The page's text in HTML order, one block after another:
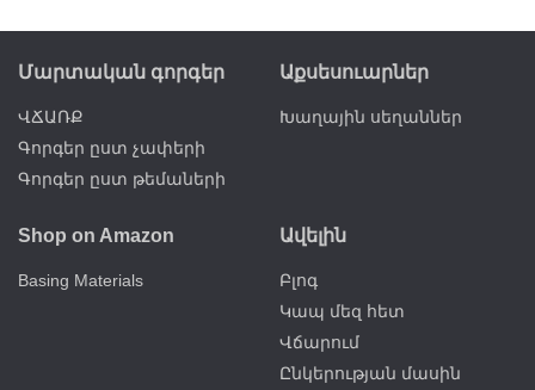
Մարտական գորգեր
ՎՃԱՌՔ
Գորգեր ըստ չափերի
Գորգեր ըստ թեմաների
Աքսեսուարներ
Խաղային սեղաններ
Shop on Amazon
Basing Materials
Ավելին
Բլոգ
Կապ մեզ հետ
Վճարում
Ընկերության մասին